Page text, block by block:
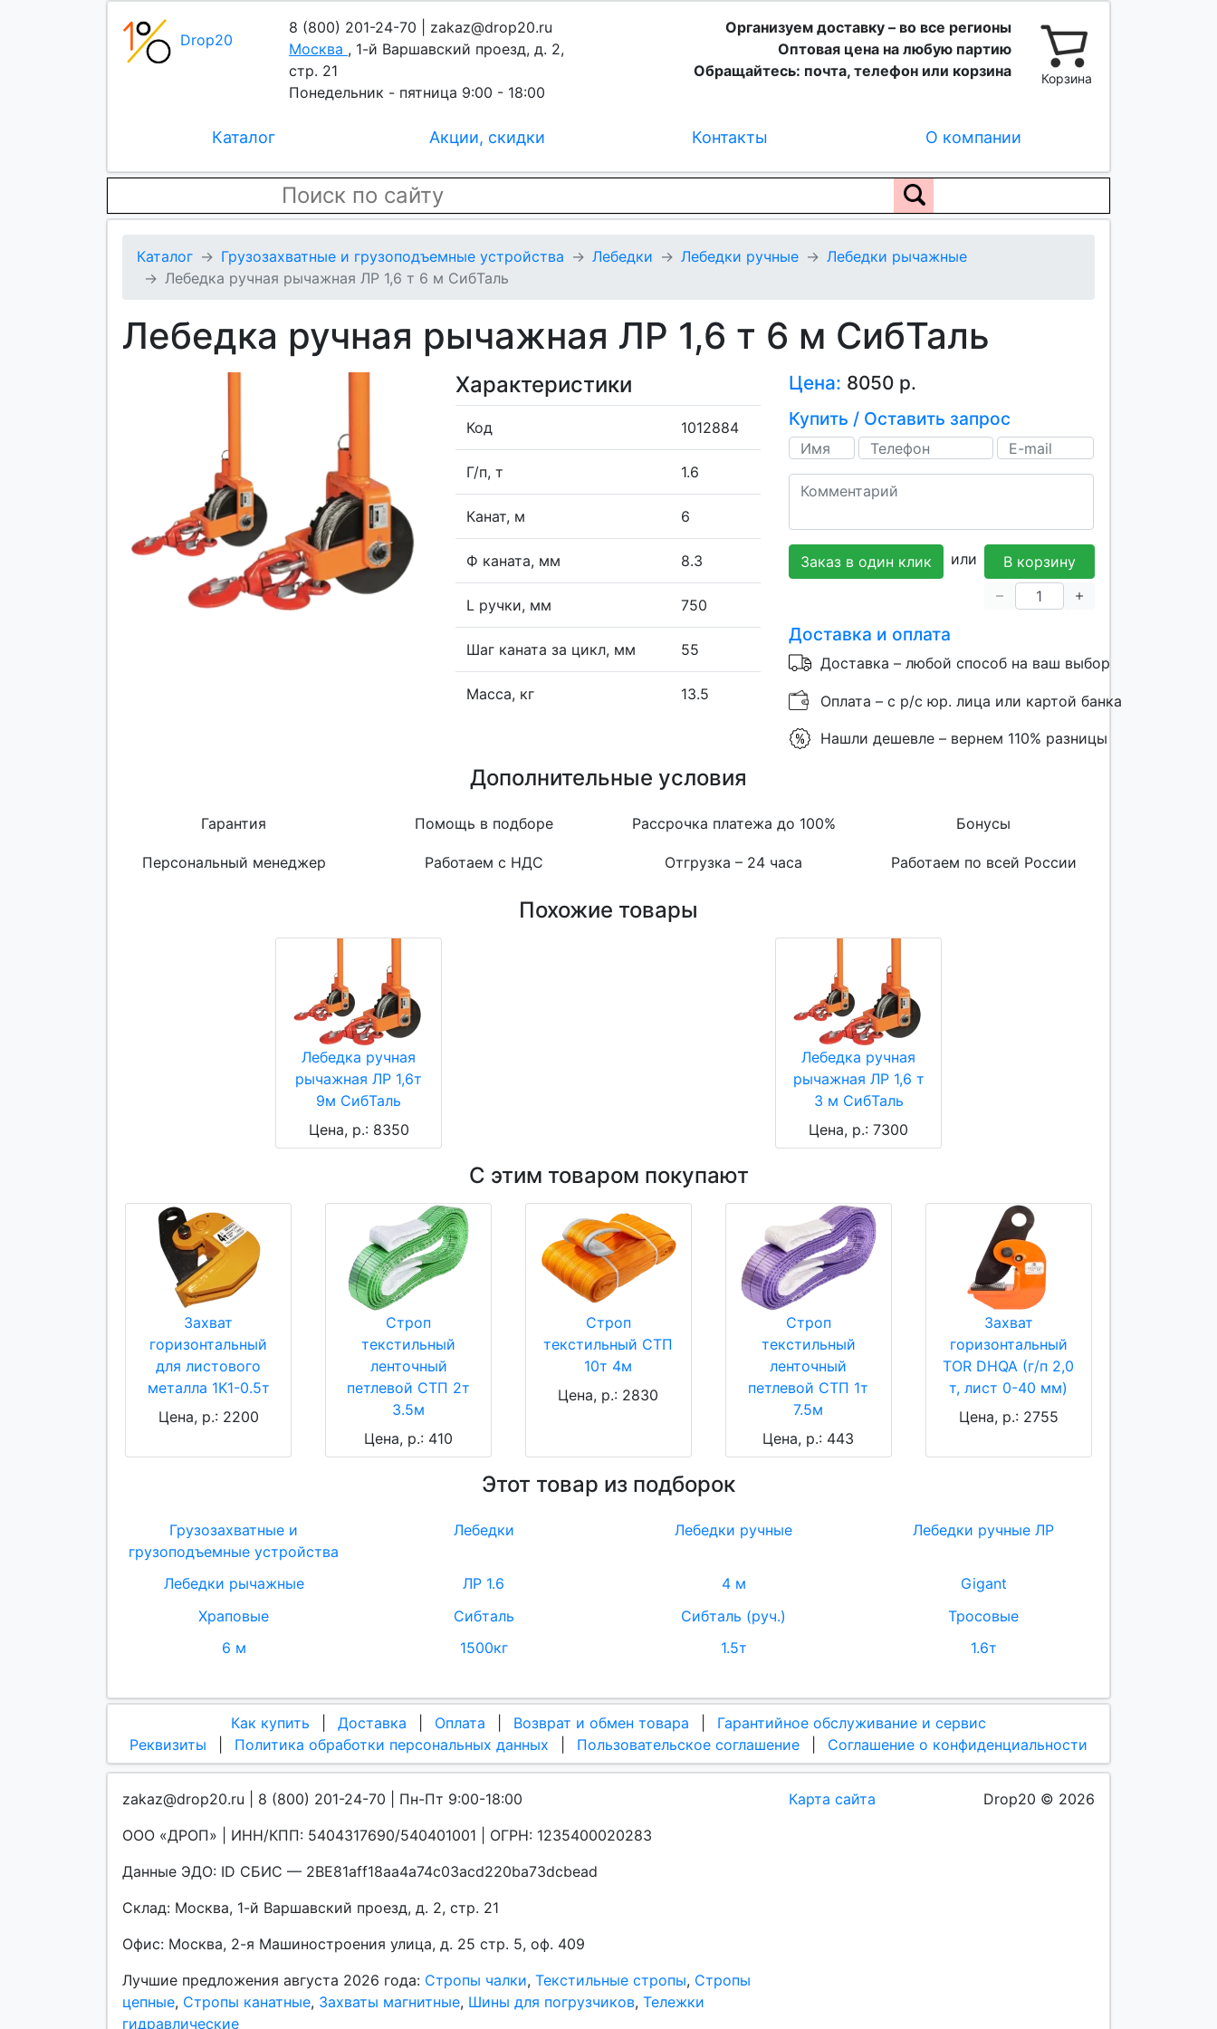
Drop20
8 (800) 201-24-70 | zakaz@drop20.ru
Москва , 1-й Варшавский проезд, д. 2,
стр. 21
Понедельник - пятница 9:00 - 18:00
Организуем доставку – во все регионы
Оптовая цена на любую партию
Обращайтесь: почта, телефон или корзина
Корзина
Каталог Акции, скидки Контакты О компании
Каталог Грузозахватные и грузоподъемные устройства Лебедки Лебедки ручные
Лебедки рычажные
Лебедка ручная рычажная ЛР 1,6 т 6 м СибТаль
Лебедка ручная рычажная ЛР 1,6 т 6 м СибТаль
Характеристики
Код 1012884
Г/п, т 1.6
Канат, м 6
Ф каната, мм 8.3
L ручки, мм 750
Шаг каната за цикл, мм 55
Масса, кг 13.5
Цена: 8050 р.
Купить / Оставить запрос
Заказ в один клик или В корзину
Доставка и оплата
Доставка – любой способ на ваш выбор
Оплата – с р/с юр. лица или картой банка
Нашли дешевле – вернем 110% разницы
Дополнительные условия
Гарантия Помощь в подборе Рассрочка платежа до 100% Бонусы
Персональный менеджер Работаем с НДС Отгрузка – 24 часа Работаем по всей России
Похожие товары
Лебедка ручная
рычажная ЛР 1,6т
9м СибТаль
Цена, р.: 8350
Лебедка ручная
рычажная ЛР 1,6 т
3 м СибТаль
Цена, р.: 7300
С этим товаром покупают
Захват
горизонтальный
для листового
металла 1K1-0.5т
Цена, р.: 2200
Строп
текстильный
ленточный
петлевой СТП 2т
3.5м
Цена, р.: 410
Строп
текстильный СТП
10т 4м
Цена, р.: 2830
Строп
текстильный
ленточный
петлевой СТП 1т
7.5м
Цена, р.: 443
Захват
горизонтальный
TOR DHQA (г/п 2,0
т, лист 0-40 мм)
Цена, р.: 2755
Этот товар из подборок
Грузозахватные и
грузоподъемные устройства
Лебедки Лебедки ручные Лебедки ручные ЛР
Лебедки рычажные ЛР 1.6 4 м
Gigant
Храповые
Сибталь Сибталь (руч.)
Тросовые
6 м
1500кг 1.5т 1.6т
Как купить Доставка Оплата Возврат и обмен товара
Гарантийное обслуживание и сервис
Реквизиты
Политика обработки персональных данных Пользовательское соглашение Соглашение о конфиденциальности
zakaz@drop20.ru | 8 (800) 201-24-70 | Пн-Пт 9:00-18:00
ООО «ДРОП» | ИНН/КПП: 5404317690/540401001 | ОГРН: 1235400020283
Данные ЭДО: ID СБИС — 2BE81aff18aa4a74c03acd220ba73dcbead
Склад: Москва, 1-й Варшавский проезд, д. 2, стр. 21
Офис: Москва, 2-я Машиностроения улица, д. 25 стр. 5, оф. 409
Лучшие предложения августа 2026 года: Стропы чалки, Текстильные стропы, Стропы
цепные, Стропы канатные, Захваты магнитные, Шины для погрузчиков, Тележки
гидравлические
Карта сайта Drop20 © 2026